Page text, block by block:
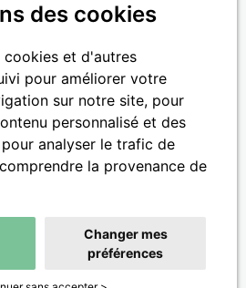
des cookies
cookies et d'autres
pour améliorer votre
sur notre site, pour
personnalisé et des
analyser le trafic de
la provenance de
Changer mes
préférences
100% sécurisé
partiellement conforme (94%)
de cookies